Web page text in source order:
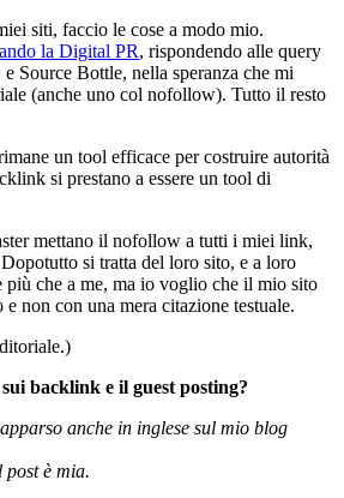
siti, faccio le cose a modo mio.
la Digital PR, rispondendo alle query
Source Bottle, nella speranza che mi
(anche uno col nofollow). Tutto il resto
un tool efficace per costruire autorità
si prestano a essere un tool di
mettano il nofollow a tutti i miei link,
si tratta del loro sito, e a loro
più che a me, ma io voglio che il mio sito
non con una mera citazione testuale.
backlink e il guest posting?
anche in inglese sul mio blog
post è mia.